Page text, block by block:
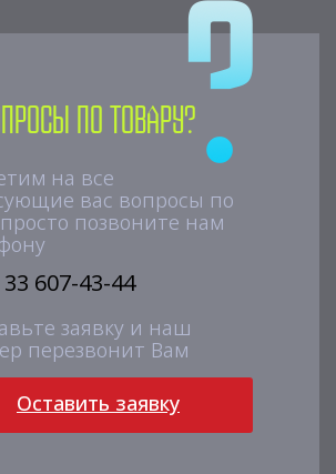
по товару?
на все
вас вопросы по
позвоните нам
607-43-44
заявку и наш
перезвонит Вам
Оставить заявку